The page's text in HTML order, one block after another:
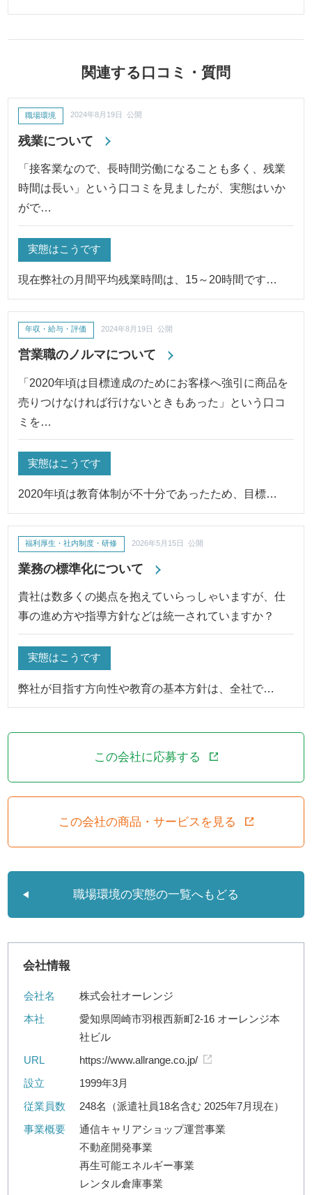
関連する口コミ・質問
残業について
職場環境 2024年8月19日 公開
「接客業なので、長時間労働になることも多く、残業
時間は長い」という口コミを見ましたが、実態はいか
がで…
実態はこうです
現在弊社の月間平均残業時間は、15～20時間です…
営業職のノルマについて
年収・給与・評価 2024年8月19日 公開
「2020年頃は目標達成のためにお客様へ強引に商品を
売りつけなければ行けないときもあった」という口コ
ミを…
実態はこうです
2020年頃は教育体制が不十分であったため、目標…
業務の標準化について
福利厚生・社内制度・研修 2026年5月15日 公開
貴社は数多くの拠点を抱えていらっしゃいますが、仕
事の進め方や指導方針などは統一されていますか？
実態はこうです
弊社が目指す方向性や教育の基本方針は、全社で…
この会社に応募する
この会社の商品・サービスを見る
職場環境の実態の一覧へもどる
会社情報
会社名
株式会社オーレンジ
本社
愛知県岡崎市羽根西新町2-16 オーレンジ本
社ビル
URL
https://www.allrange.co.jp/
設立
1999年3月
従業員数
248名（派遣社員18名含む 2025年7月現在）
事業概要
通信キャリアショップ運営事業
不動産開発事業
再生可能エネルギー事業
レンタル倉庫事業